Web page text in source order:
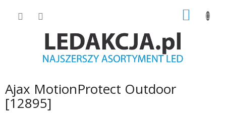
Ajax MotionProtect Outdoor
[12895]